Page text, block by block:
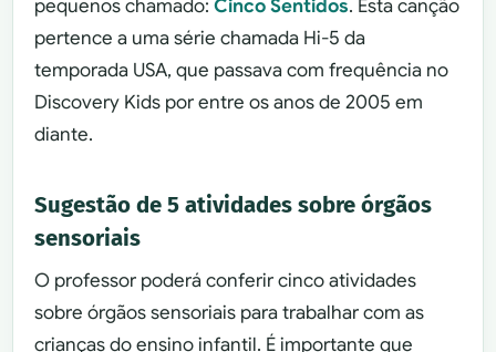
pequenos chamado:Cinco Sentidos. Esta canção
pertence a uma série chamada Hi-5 da
temporada USA, que passava com frequência no
Discovery Kids por entre os anos de 2005 em
diante.
Sugestão de 5 atividades sobre órgãos
sensoriais
O professor poderá conferir cinco atividades
sobre órgãos sensoriais para trabalhar com as
crianças do ensino infantil. É importante que